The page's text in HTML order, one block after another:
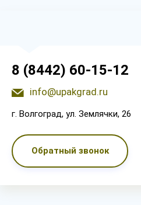
8 (8442) 60-15-12
info@upakgrad.ru
г. Волгоград, ул. Землячки, 26
Обратный звонок